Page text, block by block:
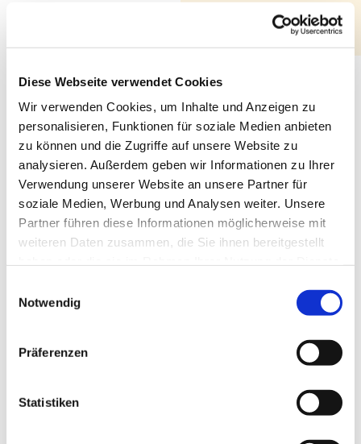
Diese Webseite verwendet Cookies
Wir verwenden Cookies, um Inhalte und Anzeigen zu
personalisieren, Funktionen für soziale Medien anbieten
zu können und die Zugriffe auf unsere Website zu
analysieren. Außerdem geben wir Informationen zu Ihrer
Verwendung unserer Website an unsere Partner für
soziale Medien, Werbung und Analysen weiter. Unsere
Partner führen diese Informationen möglicherweise mit
weiteren Daten zusammen, die Sie ihnen bereitgestellt
Notwendig
Präferenzen
Statistiken
Regenbogen - ein starkes Zeichen für
Gottes Treue und die Vielfalt des
Lebens
Evangelisch in Coesfeld:
Gemeinsam bewegt -
beschreibt zweierlei: worauf wir und